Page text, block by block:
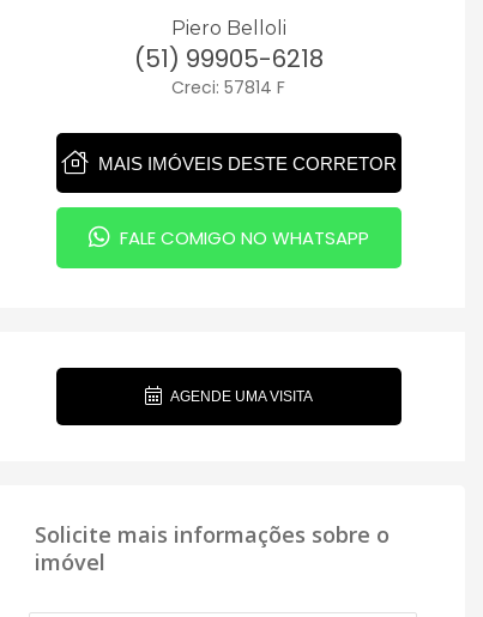
Piero Belloli
(51) 99905-6218
Creci: 57814 F
MAIS IMÓVEIS DESTE CORRETOR
FALE COMIGO NO WHATSAPP
AGENDE UMA VISITA
Solicite mais informações sobre o
imóvel